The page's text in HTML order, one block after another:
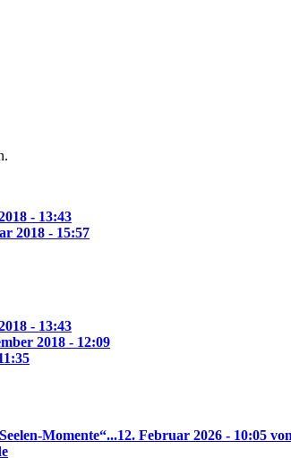
- 13:43
2018 - 15:57
- 13:43
2018 - 12:09
Momente“...12. Februar 2026 - 10:05